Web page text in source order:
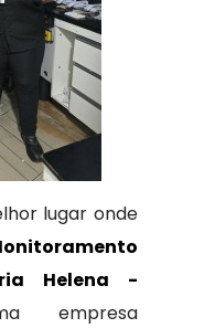
lugar onde
Helena -